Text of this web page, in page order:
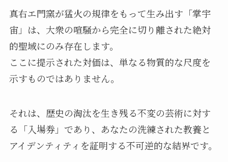
真右エ門窯が猛火の規律をもって生み出す「掌宇
宙」は、大衆の喧騒から完全に切り離された絶対
的聖域にのみ存在します。
ここに提示された対価は、単なる物質的な尺度を
示すものではありません。
それは、歴史の淘汰を生き残る不変の芸術に対す
る「入場券」であり、あなたの洗練された教養と
アイデンティティを証明する不可逆的な結界です。